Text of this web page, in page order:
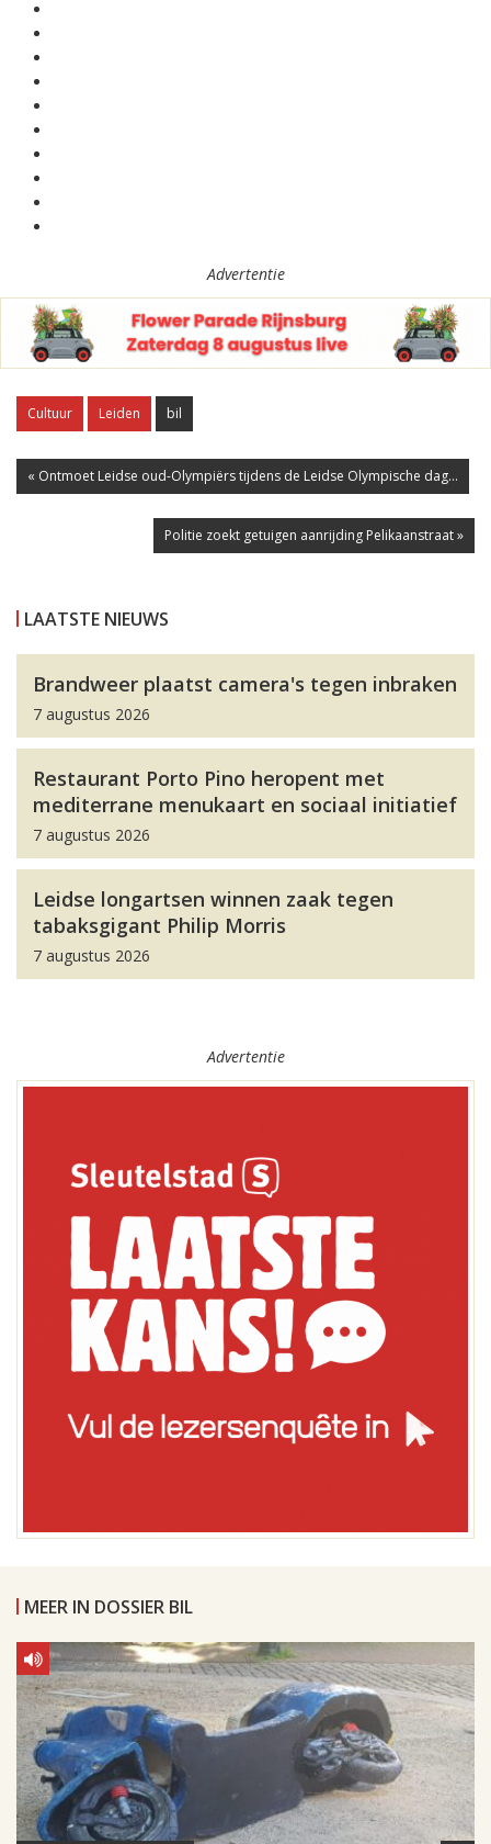
Advertentie
Cultuur Leiden bil
« Ontmoet Leidse oud-Olympiërs tijdens de Leidse Olympische dag...
Politie zoekt getuigen aanrijding Pelikaanstraat »
LAATSTE NIEUWS
Brandweer plaatst camera's tegen inbraken
7 augustus 2026
Restaurant Porto Pino heropent met
mediterrane menukaart en sociaal initiatief
7 augustus 2026
Leidse longartsen winnen zaak tegen
tabaksgigant Philip Morris
7 augustus 2026
Advertentie
MEER IN DOSSIER BIL